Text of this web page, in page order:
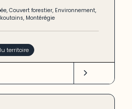
,Couvert forestier, Environnement,
, Montérégie
territoire